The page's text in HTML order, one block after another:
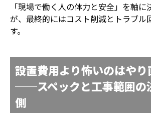
「現場で働く人の体力と安全」を軸に
が、最終的にはコスト削減とトラブル
す。
設置費用より怖いのはやり
──スペックと工事範囲の
側